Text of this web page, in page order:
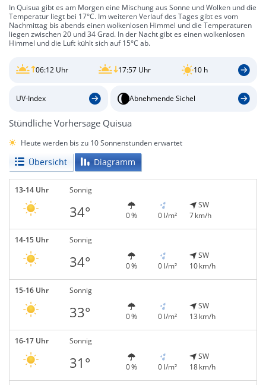
In Quisua gibt es am Morgen eine Mischung aus Sonne und Wolken und die
Temperatur liegt bei 17°C. Im weiteren Verlauf des Tages gibt es vom
Nachmittag bis abends einen wolkenlosen Himmel und die Temperaturen
liegen zwischen 20 und 34 Grad. In der Nacht gibt es einen wolkenlosen
Himmel und die Luft kühlt sich auf 15°C ab.
06:12 Uhr 17:57 Uhr 10 h
UV-Index Abnehmende Sichel
Stündliche Vorhersage Quisua
Heute werden bis zu 10 Sonnenstunden erwartet
Übersicht Diagramm
13-14 Uhr Sonnig
34° 0 % 0 l/m²
SW
7 km/h
14-15 Uhr Sonnig
34° 0 % 0 l/m²
SW
10 km/h
15-16 Uhr Sonnig
33° 0 % 0 l/m²
SW
13 km/h
16-17 Uhr Sonnig
31° 0 % 0 l/m²
SW
18 km/h